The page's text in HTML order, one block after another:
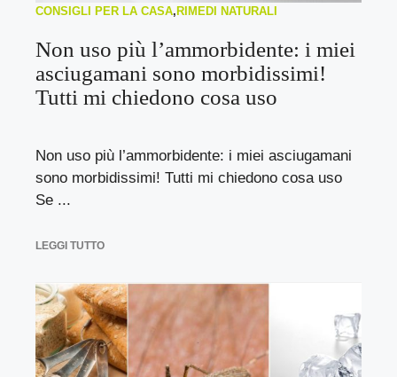
CONSIGLI PER LA CASA,RIMEDI NATURALI
Non uso più l’ammorbidente: i miei
asciugamani sono morbidissimi!
Tutti mi chiedono cosa uso
Non uso più l’ammorbidente: i miei asciugamani
sono morbidissimi! Tutti mi chiedono cosa uso
Se ...
LEGGI TUTTO